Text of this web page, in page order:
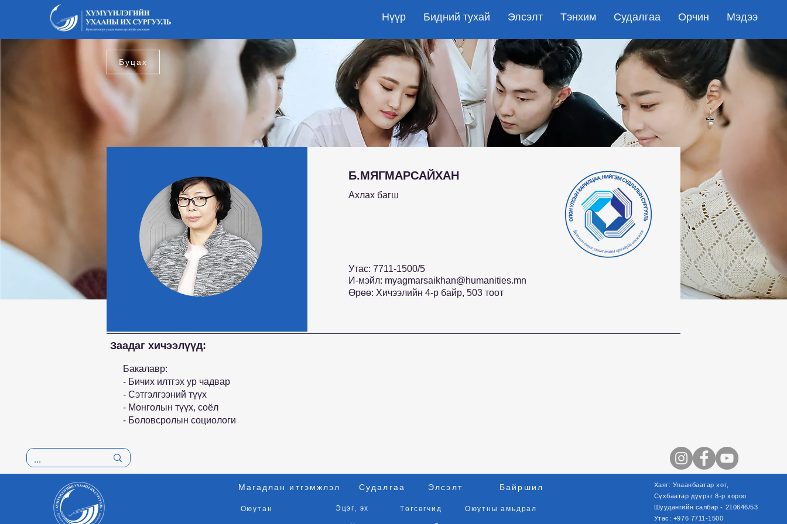
Нүүр Бидний тухай Элсэлт Тэнхим Судалгаа Орчин Мэдээ
Буцах
Б.МЯГМАРСАЙХАН
Ахлах багш
Утас: 7711-1500/5
И-мэйл: myagmarsaikhan@humanities.mn
Өрөө: Хичээлийн 4-р байр, 503 тоот
Заадаг хичээлүүд:
Бакалавр:
- Бичих илтгэх ур чадвар
- Сэтгэлгээний түүх
- Монголын түүх, соёл
- Боловсролын социологи
Оюутан Эцэг, эх Төгсөгчид Оюутны амьдрал
Магадлан итгэмжлэл Судалгаа Элсэлт Байршил
Хаяг: Улаанбаатар хот,
Сүхбаатар дүүрэг 8-р хороо
Шуудангийн салбар - 210646/53
Утас: +976 7711-1500